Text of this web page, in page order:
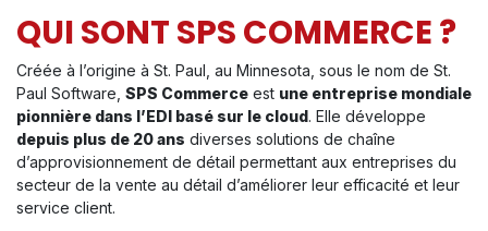
QUI SONT SPS COMMERCE ?
Créée à l’origine à St. Paul, au Minnesota, sous le nom de St.
Paul Software, SPS Commerce est une entreprise mondiale
pionnière dans l’EDI basé sur le cloud. Elle développe
depuis plus de 20 ans diverses solutions de chaîne
d’approvisionnement de détail permettant aux entreprises du
secteur de la vente au détail d’améliorer leur efficacité et leur
service client.